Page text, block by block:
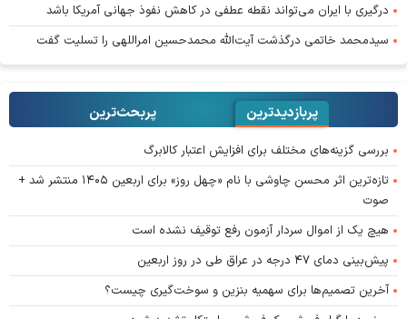
درگیری با ایران می‌تواند نقطه عطفی در کاهش نفوذ جهانی آمریکا باشد
سیدمحمد خاتمی درگذشت آیت‌الله محمدحسین امراللهی را تسلیت گفت
پربازدیدترین پربحث‌ترین‌
بررسی گزینه‌های مختلف برای افزایش اعتبار کالابرگ
تازه‌ترین اثر محسن چاوشی با نام «چهل روز» برای اربعین ۱۴۰۵ منتشر شد +
صوت
هیچ یک از اموال سردار آزمون رفع توقیف نشده است
پیش‌بینی دمای ۴۷ درجه در عراق طی در روز اربعین
آخرین تصمیم‌ها برای سهمیه بنزین و سوخت‌گیری چیست؟